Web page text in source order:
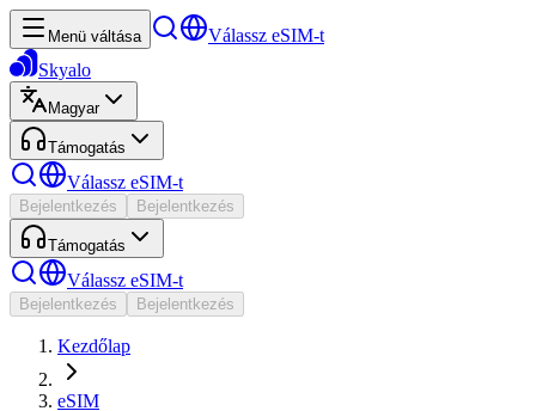
Menü váltása
Válassz eSIM-t
Skyalo
Magyar
Támogatás
Válassz eSIM-t
Bejelentkezés Bejelentkezés
Támogatás
Válassz eSIM-t
Bejelentkezés Bejelentkezés
Kezdőlap
eSIM